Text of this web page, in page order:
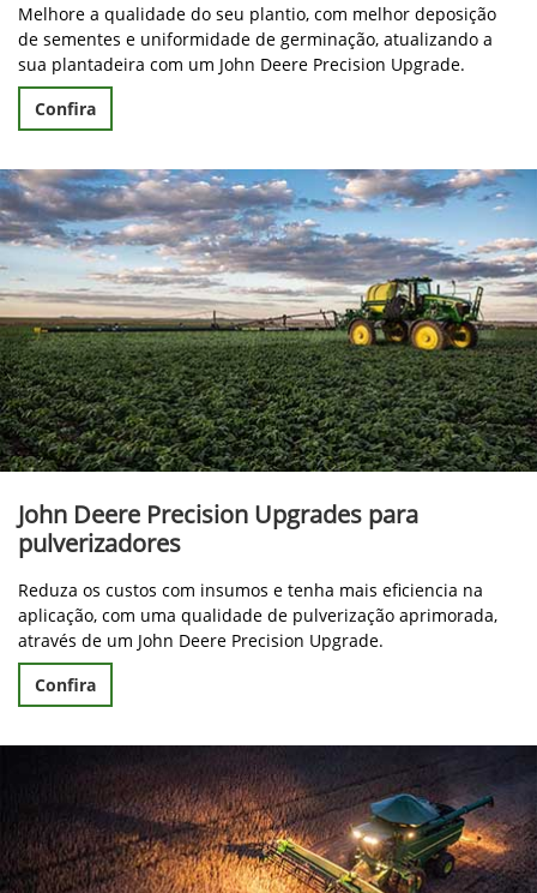
Melhore a qualidade do seu plantio, com melhor deposição
de sementes e uniformidade de germinação, atualizando a
sua plantadeira com um John Deere Precision Upgrade.
Confira
John Deere Precision Upgrades para
pulverizadores
Reduza os custos com insumos e tenha mais eficiencia na
aplicação, com uma qualidade de pulverização aprimorada,
através de um John Deere Precision Upgrade.
Confira